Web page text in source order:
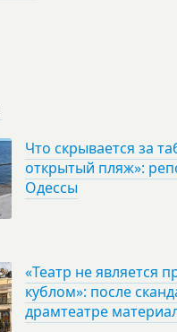
Что скрывается за
открытый пляж»:
Одессы
«Театр не является
кублом»: после
драмтеатре